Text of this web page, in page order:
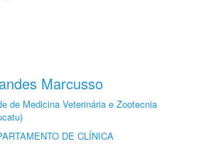
Marcusso
de Medicina Veterinária e Zootecnia
DE CLÍNICA